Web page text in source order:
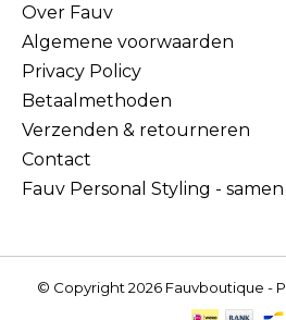
Over Fauv
Algemene voorwaarden
Privacy Policy
Betaalmethoden
Verzenden & retourneren
Contact
Fauv Personal Styling -
© Copyright 2026 Fauvboutique -